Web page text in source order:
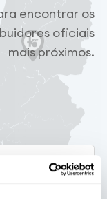
encontrar os
oficiais
mais próximos.